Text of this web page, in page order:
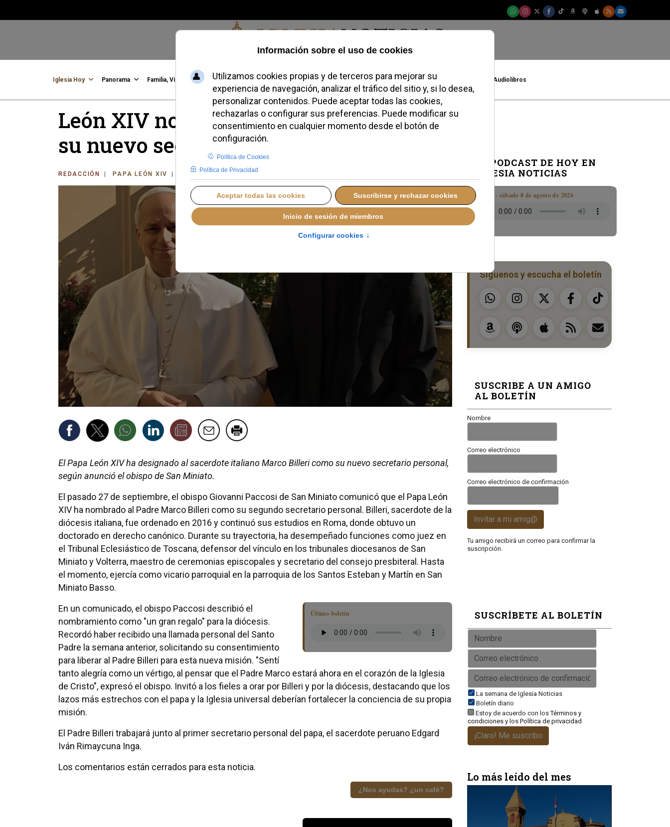
Sábado, 08 de agosto de 2026
Iglesia Hoy Panorama Familia, Vida, Identidad Credofobiómetro Blogs Temas Buscar #JovenesConFe Podcast Audiolibros
León XIV nombra a Marco Billeri como
su nuevo secretario personal
REDACCIÓN PAPA LEÓN XIV SÁBADO, 27 SEPTIEMBRE 2025 21:06
El Papa León XIV ha designado al sacerdote italiano Marco Billeri como su nuevo secretario personal,
según anunció el obispo de San Miniato.
El pasado 27 de septiembre, el obispo Giovanni Paccosi de San Miniato comunicó que el Papa León
XIV ha nombrado al Padre Marco Billeri como su segundo secretario personal. Billeri, sacerdote de la
diócesis italiana, fue ordenado en 2016 y continuó sus estudios en Roma, donde obtuvo un
doctorado en derecho canónico. Durante su trayectoria, ha desempeñado funciones como juez en
el Tribunal Eclesiástico de Toscana, defensor del vínculo en los tribunales diocesanos de San
Miniato y Volterra, maestro de ceremonias episcopales y secretario del consejo presbiteral. Hasta
el momento, ejercía como vicario parroquial en la parroquia de los Santos Esteban y Martín en San
Miniato Basso.
Último boletín
En un comunicado, el obispo Paccosi describió el
nombramiento como "un gran regalo" para la diócesis.
Recordó haber recibido una llamada personal del Santo
Padre la semana anterior, solicitando su consentimiento
para liberar al Padre Billeri para esta nueva misión. "Sentí
tanto alegría como un vértigo, al pensar que el Padre Marco estará ahora en el corazón de la Iglesia
de Cristo", expresó el obispo. Invitó a los fieles a orar por Billeri y por la diócesis, destacando que los
lazos más estrechos con el papa y la Iglesia universal deberían fortalecer la conciencia de su propia
misión.
El Padre Billeri trabajará junto al primer secretario personal del papa, el sacerdote peruano Edgard
Iván Rimaycuna Inga.
Los comentarios están cerrados para esta noticia.
¿Nos ayudas? ¿un café?
EL PODCAST DE HOY EN
IGLESIA NOTICIAS
Boletín · sábado 8 de agosto de 2026
Síguenos y escucha el boletín
SUSCRIBE A UN AMIGO
AL BOLETÍN
Nombre
Correo electrónico
Correo electrónico de confirmación
Invitar a mi amig@
Tu amigo recibirá un correo para confirmar la
suscripción.
SUSCRÍBETE AL BOLETÍN
La semana de Iglesia Noticias
Boletín diario
Estoy de acuerdo con losTérminos y
condiciones y los Política de privacidad
¡Claro! Me suscribo
Lo más leído del mes